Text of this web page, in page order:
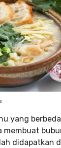
yang
membuat
didapatkan